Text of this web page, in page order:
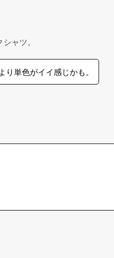
ャツ。
単色がイイ感じかも。